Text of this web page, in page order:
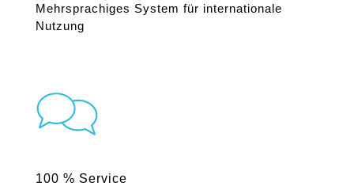
Mehrsprachiges System für internationale
Nutzung
100 % Service